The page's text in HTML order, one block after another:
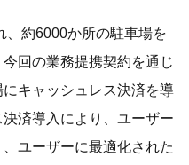
、約6000か所の駐車場を
回の業務提携契約を通じ
キャッシュレス決済を導
済導入により、ユーザー
ユーザーに最適化された